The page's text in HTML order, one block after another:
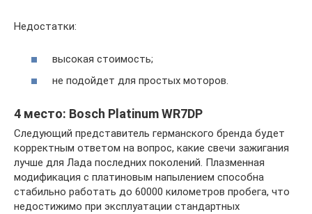
Недостатки:
высокая стоимость;
не подойдет для простых моторов.
4 место: Bosch Platinum WR7DP
Следующий представитель германского бренда будет
корректным ответом на вопрос, какие свечи зажигания
лучше для Лада последних поколений. Плазменная
модификация с платиновым напылением способна
стабильно работать до 60000 километров пробега, что
недостижимо при эксплуатации стандартных